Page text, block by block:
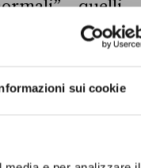
sui cookie
– quelli
degli ultimi